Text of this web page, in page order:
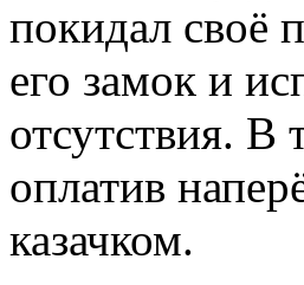
покидал своё
его замок и
отсутствия. В
оплатив
казачком.